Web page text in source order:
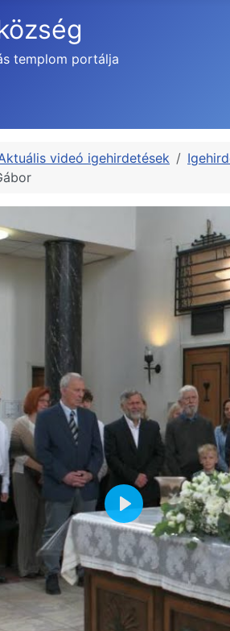
templom portálja
videó igehirdetések